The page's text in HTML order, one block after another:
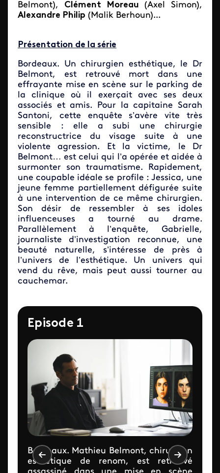
Belmont), Clément Moreau (Axel Simon),
Alexandre Philip (Malik Berhoun)...
Présentation de la série
Bordeaux. Un chirurgien esthétique, le Dr
Belmont, est retrouvé mort dans une
effrayante mise en scène sur le parking de
la clinique où il exerçait avec ses deux
associés et amis. Pour la capitaine Sarah
Santoni, cette enquête s’avère vite très
sensible : elle a subi une chirurgie
reconstructrice du visage suite à une
violente agression. Et la victime, le Dr
Belmont… est celui qui l’a opérée et aidée à
surmonter son traumatisme. Rapidement,
une coupable idéale se profile : Jessica, une
jeune femme partiellement défigurée suite
à une intervention de ce même chirurgien.
Son désir de ressembler à ses idoles
influenceuses a tourné au drame.
Parallèlement à l’enquête, Gabrielle,
journaliste d’investigation reconnue, une
beauté naturelle, s’intéresse de près à
l’univers de l’esthétique. Un univers qui
vend du rêve, mais peut aussi tourner au
cauchemar.
Episode 1
Bordeaux. Mathieu Belmont, chirurgien
esthétique de renom, est retrouvé